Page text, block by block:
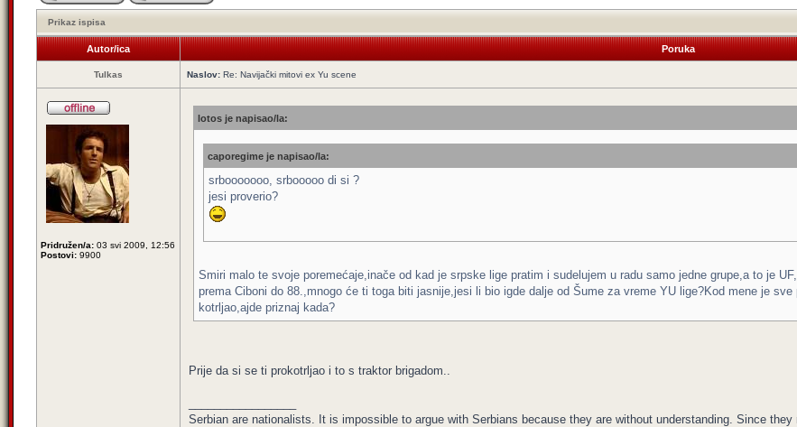
Prikaz ispisa
Autor/ica Poruka
Tulkas Naslov: Re: Navijački mitovi ex Yu scene
Pridružen/a: 03 svi 2009, 12:56
Postovi: 9900
lotos je napisao/la:
caporegime je napisao/la:
srbooooooo, srbooooo di si ?
jesi proverio?
Smiri malo te svoje poremećaje,inače od kad je srpske lige pratim i sudelujem u radu samo jedne grupe,a to je
prema Ciboni do 88.,mnogo će ti toga biti jasnije,jesi li bio igde dalje od Šume za vreme YU lige?Kod mene je
kotrljao,ajde priznaj kada?
Prije da si se ti prokotrljao i to s traktor brigadom..
Serbian are nationalists. It is impossible to argue with Serbians because they are without understanding. Since